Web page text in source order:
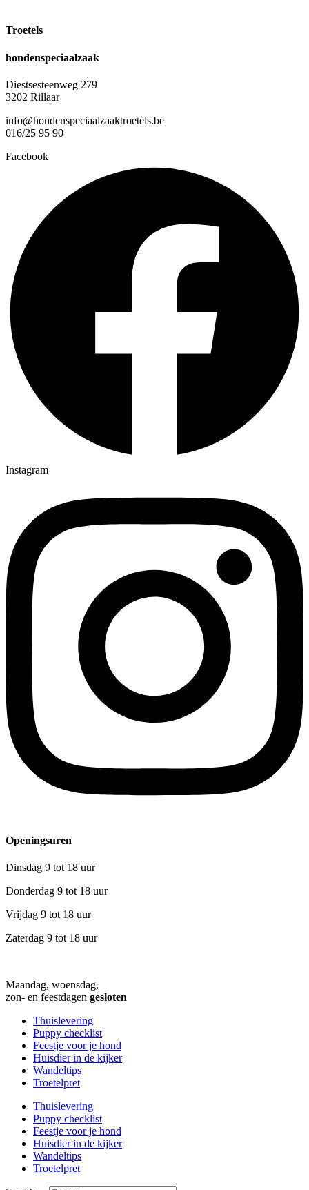
Troetels
hondenspeciaalzaak
Diestsesteenweg 279
3202 Rillaar
info@hondenspeciaalzaaktroetels.be
016/25 95 90
Facebook
Instagram
Openingsuren
Dinsdag 9 tot 18 uur
Donderdag 9 tot 18 uur
Vrijdag 9 tot 18 uur
Zaterdag 9 tot 18 uur
Maandag, woensdag,
zon- en feestdagen gesloten
Thuislevering
Puppy checklist
Feestje voor je hond
Huisdier in de kijker
Wandeltips
Troetelpret
Thuislevering
Puppy checklist
Feestje voor je hond
Huisdier in de kijker
Wandeltips
Troetelpret